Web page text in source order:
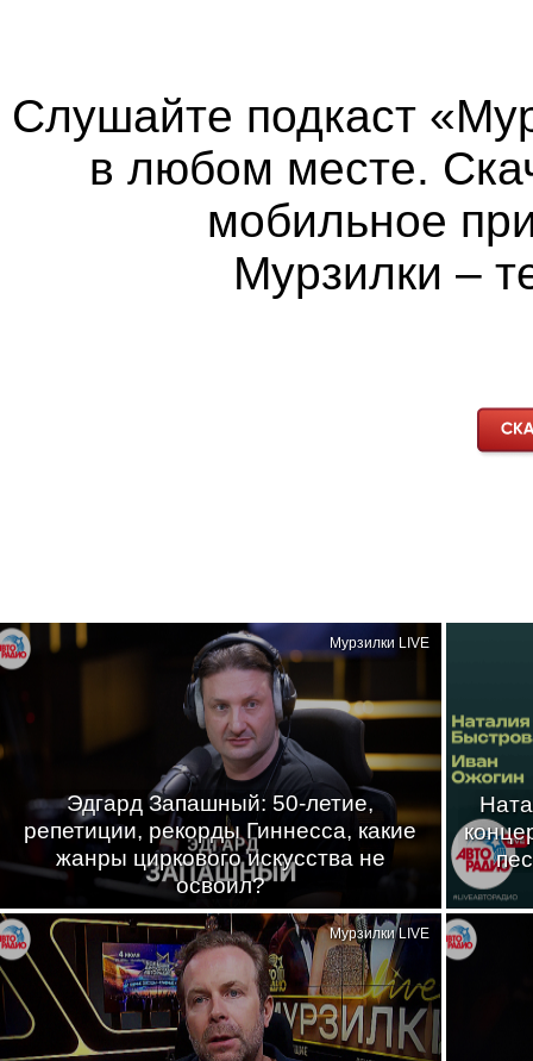
Слушайте подкаст
в любом месте.
мобильное
Мурзилки –
Эдгард Запашный: 50-летие,
репетиции, рекорды Гиннесса, какие
жанры циркового искусства не
освоил?
Мурзилки LIVE
Мурзилки LIVE